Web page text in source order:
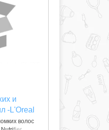
и
-L'Oreal
волос